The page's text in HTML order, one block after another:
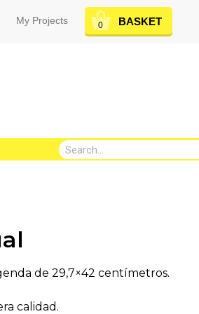
My Projects 0 BASKET
de 29,7×42 centímetros.
calidad.